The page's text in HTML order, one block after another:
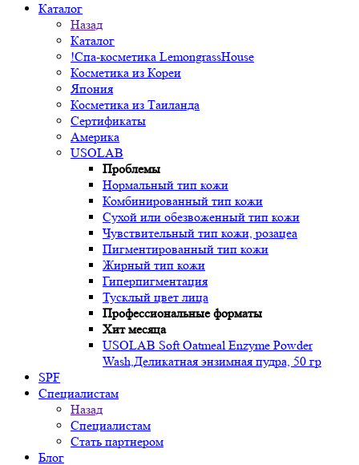
Каталог
Назад
Каталог
!Спа-косметика LemongrassHouse
Косметика из Кореи
Япония
Косметика из Таиланда
Сертификаты
Америка
USOLAB
Проблемы
Нормальный тип кожи
Комбинированный тип кожи
Сухой или обезвоженный тип кожи
Чувствительный тип кожи, розацеа
Пигментированный тип кожи
Жирный тип кожи
Гиперпигментация
Тусклый цвет лица
Профессиональные форматы
Хит месяца
USOLAB Soft Oatmeal Enzyme Powder
Wash,Деликатная энзимная пудра, 50 гр
SPF
Специалистам
Назад
Специалистам
Стать партнером
Блог